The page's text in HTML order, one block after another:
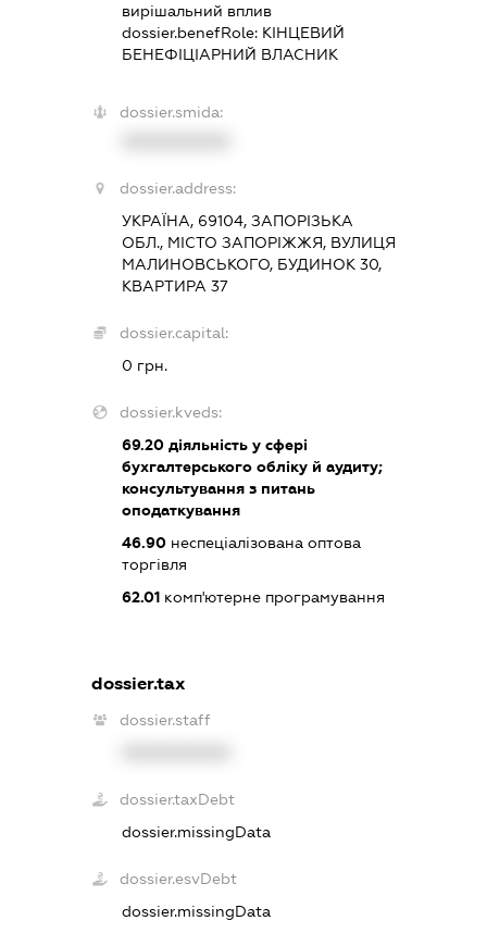
вирішальний вплив
dossier.benefRole: КІНЦЕВИЙ
БЕНЕФІЦІАРНИЙ ВЛАСНИК
dossier.smida:
dossier.address:
УКРАЇНА, 69104, ЗАПОРІЗЬКА
ОБЛ., МІСТО ЗАПОРІЖЖЯ, ВУЛИЦЯ
МАЛИНОВСЬКОГО, БУДИНОК 30,
КВАРТИРА 37
dossier.capital:
0 грн.
dossier.kveds:
69.20діяльність у сфері
бухгалтерського обліку й аудиту;
консультування з питань
оподаткування
46.90неспеціалізована оптова
торгівля
62.01комп'ютерне програмування
dossier.tax
dossier.staff
dossier.taxDebt
dossier.missingData
dossier.esvDebt
dossier.missingData